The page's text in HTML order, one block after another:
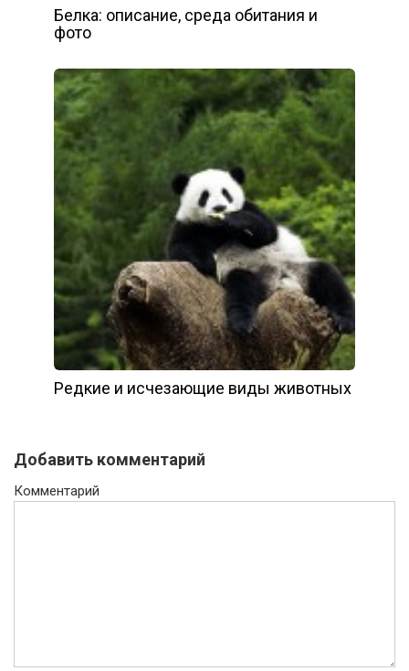
Белка: описание, среда обитания и
фото
Редкие и исчезающие виды животных
Добавить комментарий
Комментарий